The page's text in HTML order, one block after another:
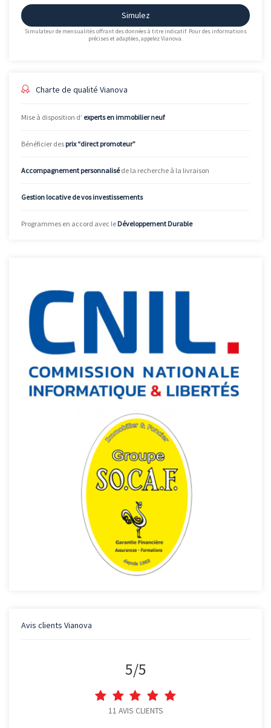
Simulez
Simulateur de mensualités offrant des données à titre indicatif. Pour des informations
précises et adaptées, appelez Vianova.
Charte de qualité Vianova
Mise à disposition d’ experts en immobilier neuf
Bénéficier des prix “direct promoteur”
Accompagnement personnaliséde la recherche à la livraison
Gestion locative de vos investissements
Programmes en accord avec le Développement Durable
Avis clients Vianova
5/5
11 AVIS CLIENTS